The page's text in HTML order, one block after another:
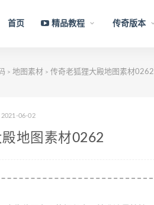
首页 精品教程 传奇版本
> 地图素材 > 传奇老狐狸大殿地图素材0262
2021-06-02
地图素材0262